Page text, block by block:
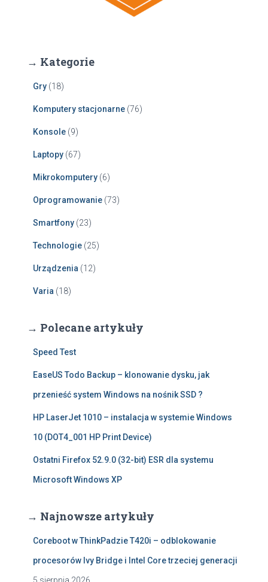
→ Kategorie
Gry (18)
Komputery stacjonarne (76)
Konsole (9)
Laptopy (67)
Mikrokomputery (6)
Oprogramowanie (73)
Smartfony (23)
Technologie (25)
Urządzenia (12)
Varia (18)
→ Polecane artykuły
Speed Test
EaseUS Todo Backup – klonowanie dysku, jak
przenieść system Windows na nośnik SSD ?
HP LaserJet 1010 – instalacja w systemie Windows
10 (DOT4_001 HP Print Device)
Ostatni Firefox 52.9.0 (32-bit) ESR dla systemu
Microsoft Windows XP
→ Najnowsze artykuły
Coreboot w ThinkPadzie T420i – odblokowanie
procesorów Ivy Bridge i Intel Core trzeciej generacji